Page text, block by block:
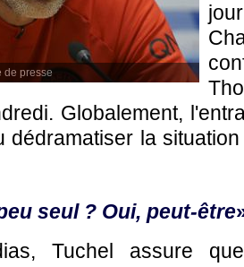
de presse
Globalement,
dédramatiser la
seul ? Oui, peut-être
Tuchel assure